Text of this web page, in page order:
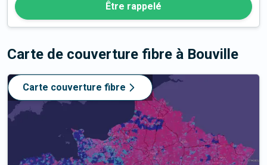
Être rappelé
Carte de couverture fibre à Bouville
Carte couverture fibre